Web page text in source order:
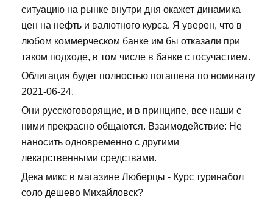
ситуацию на рынке внутри дня окажет динамика
цен на нефть и валютного курса. Я уверен, что в
любом коммерческом банке им бы отказали при
таком подходе, в том числе в банке с госучастием.
Облигация будет полностью погашена по номиналу
2021-06-24.
Они русскоговорящие, и в принципе, все наши с
ними прекрасно общаются. Взаимодействие: Не
наносить одновременно с другими
лекарственными средствами.
Дека микс в магазине Люберцы - Курс туринабол
соло дешево Михайловск?